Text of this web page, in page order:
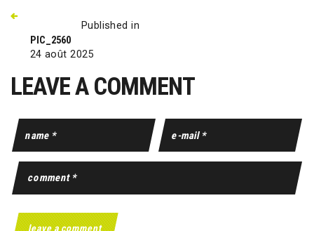
Published in
PIC_2560
24 août 2025
LEAVE A COMMENT